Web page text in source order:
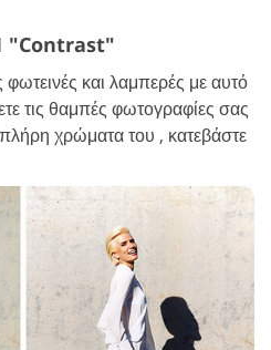
"Contrast"
και λαμπερές με αυτό
τις θαμπές φωτογραφίες σας
πλήρη χρώματα του , κατεβάστε